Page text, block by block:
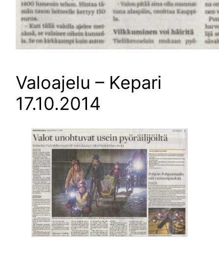
Valoajelu – Kepari
17.10.2014